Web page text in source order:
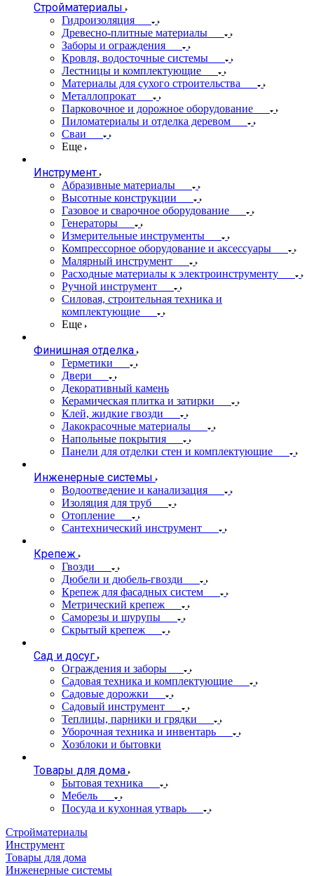
Стройматериалы
Гидроизоляция
Древесно-плитные материалы
Заборы и ограждения
Кровля, водосточные системы
Лестницы и комплектующие
Материалы для сухого строительства
Металлопрокат
Парковочное и дорожное оборудование
Пиломатериалы и отделка деревом
Сваи
Еще
Инструмент
Абразивные материалы
Высотные конструкции
Газовое и сварочное оборудование
Генераторы
Измерительные инструменты
Компрессорное оборудование и аксессуары
Малярный инструмент
Расходные материалы к электроинструменту
Ручной инструмент
Силовая, строительная техника и
комплектующие
Еще
Финишная отделка
Герметики
Двери
Декоративный камень
Керамическая плитка и затирки
Клей, жидкие гвозди
Лакокрасочные материалы
Напольные покрытия
Панели для отделки стен и комплектующие
Инженерные системы
Водоотведение и канализация
Изоляция для труб
Отопление
Сантехнический инструмент
Крепеж
Гвозди
Дюбели и дюбель-гвозди
Крепеж для фасадных систем
Метрический крепеж
Саморезы и шурупы
Скрытый крепеж
Сад и досуг
Ограждения и заборы
Садовая техника и комплектующие
Садовые дорожки
Садовый инструмент
Теплицы, парники и грядки
Уборочная техника и инвентарь
Хозблоки и бытовки
Товары для дома
Бытовая техника
Мебель
Посуда и кухонная утварь
Стройматериалы
Инструмент
Товары для дома
Инженерные системы